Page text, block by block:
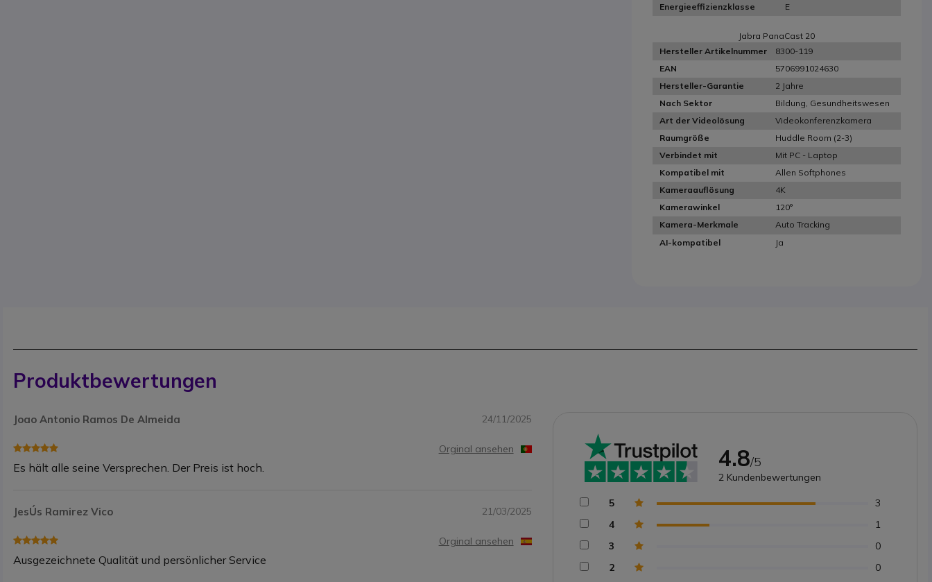
Energieeffizienzklasse
E
Jabra PanaCast 20
Hersteller Artikelnummer
8300-119
EAN
5706991024630
Hersteller-Garantie
2 Jahre
Nach Sektor
Bildung, Gesundheitswesen
Art der Videolösung
Videokonferenzkamera
Raumgröße
Huddle Room (2-3)
Verbindet mit
Mit PC - Laptop
Kompatibel mit
Allen Softphones
Kameraauflösung
4K
Kamerawinkel
120°
Kamera-Merkmale
Auto Tracking
AI-kompatibel
Ja
Produktbewertungen
Joao Antonio Ramos De Almeida 24/11/2025
Es hält alle seine Versprechen. Der Preis ist hoch.
Orginal ansehen
JesÚs Ramirez Vico 21/03/2025
Ausgezeichnete Qualität und persönlicher Service
Orginal ansehen
4.8/5
2 Kundenbewertungen
5
3
4
1
3
0
2
0